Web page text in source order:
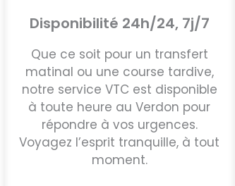
Disponibilité 24h/24, 7j/7
Que ce soit pour un transfert
matinal ou une course tardive,
notre service VTC est disponible
à toute heure au Verdon pour
répondre à vos urgences.
Voyagez l’esprit tranquille, à tout
moment.